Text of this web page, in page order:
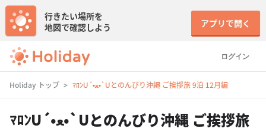
ログイン
行きたい場所を
地図で確認しよう
アプリで開く
Holiday トップ ﾏﾛﾝU´•ﻌ•`Uとのんびり沖縄 ご挨拶旅 9泊 12月編
ﾏﾛﾝU´•ﻌ•`Uとのんびり沖縄 ご挨拶旅